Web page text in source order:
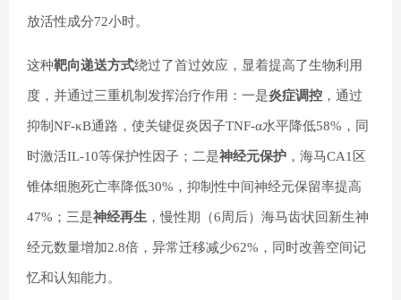
放活性成分72小时。
这种靶向递送方式绕过了首过效应，显着提高了生物利用
度，并通过三重机制发挥治疗作用：一是炎症调控 ，通过
抑制NF-κB通路，使关键促炎因子TNF-α水平降低58%，同
时激活IL-10等保护性因子；二是神经元保护 ，海马CA1区
锥体细胞死亡率降低30%，抑制性中间神经元保留率提高
47%；三是神经再生 ，慢性期（6周后）海马齿状回新生神
经元数量增加2.8倍，异常迁移减少62%，同时改善空间记
忆和认知能力。